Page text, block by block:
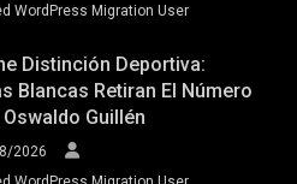
WordPress Migration User
Distinción Deportiva:
Blancas Retiran El Número
Oswaldo Guillén
2026